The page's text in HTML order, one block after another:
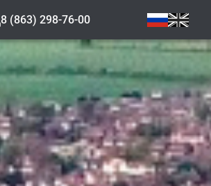
8 (863) 298-76-00